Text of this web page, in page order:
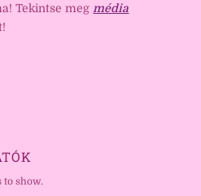
Tekintse megmédia
show.